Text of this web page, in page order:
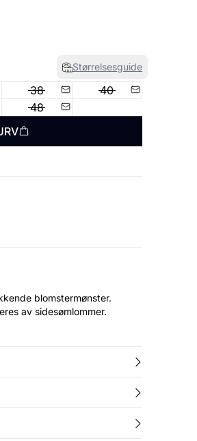
Størrelsesguide
38
40
48
blomstermønster.
av sidesømlommer.